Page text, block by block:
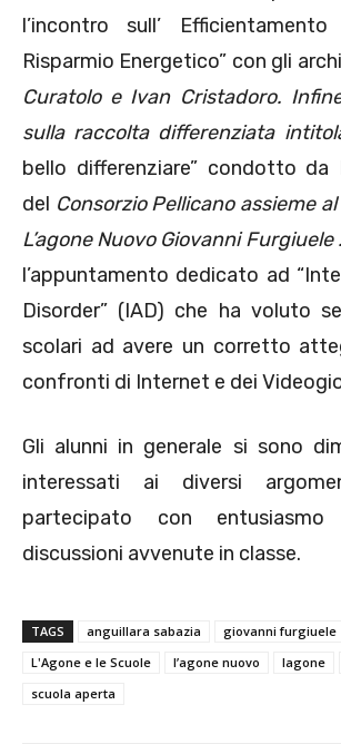
l’incontro sull’
Risparmio Energetico” con gli
Curatolo e Ivan Cristadoro.
sulla raccolta differenziata
bello differenziare” condotto da
del Consorzio Pellicano assieme
L’agone Nuovo Giovanni Furgiuele.
l’appuntamento dedicato ad
Disorder” (IAD) che ha voluto
scolari ad avere un corretto
confronti di Internet e dei
Gli alunni in generale si sono
interessati ai diversi
partecipato con
discussioni avvenute in classe.
TAGS anguillara sabazia giovanni furgiuele
L'Agone e le Scuole
l’agone nuovo lagone
scuola aperta